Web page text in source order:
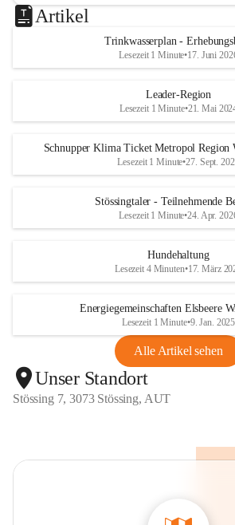
Artikel
Trinkwasserplan -
Lesezeit 1 Minute•17. Juni
Leader-Region
Lesezeit 1 Minute•21. Mai
Schnupper Klima Ticket Metropol
Lesezeit 1 Minute•27. Sept.
Stössingtaler - Teilnehmende
Lesezeit 1 Minute•24. Apr.
Hundehaltung
Lesezeit 4 Minuten•17. März
Energiegemeinschaften Elsbeere
Lesezeit 1 Minute•9. Jan. 2025
Alle Artikel sehen
Unser Standort
Stössing 7, 3073 Stössing, AUT